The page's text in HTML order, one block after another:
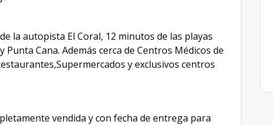
la autopista El Coral, 12 minutos de las playas
Cana. Además cerca de Centros Médicos de
y exclusivos centros
vendida y con fecha de entrega para